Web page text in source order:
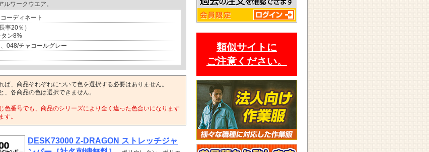
ワークウエア。
ーディネート
率20％）
ン8%
048/チャコールグレー
、商品それぞれについて色を選択する必要はありません。
、各商品の色は選択できません。
色番号でも、商品のシリーズにより全く違った色合いになります
す。
DESK73000 Z-DRAGON ストレッチジャ
類似サイトに
ご注意ください。